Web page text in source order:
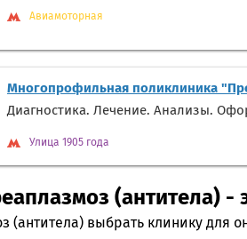
Авиамоторная
Многопрофильная поликлиника
Диагностика. Лечение. Анализы.
Улица 1905 года
(антитела) -
(антитела) выбрать клинику для